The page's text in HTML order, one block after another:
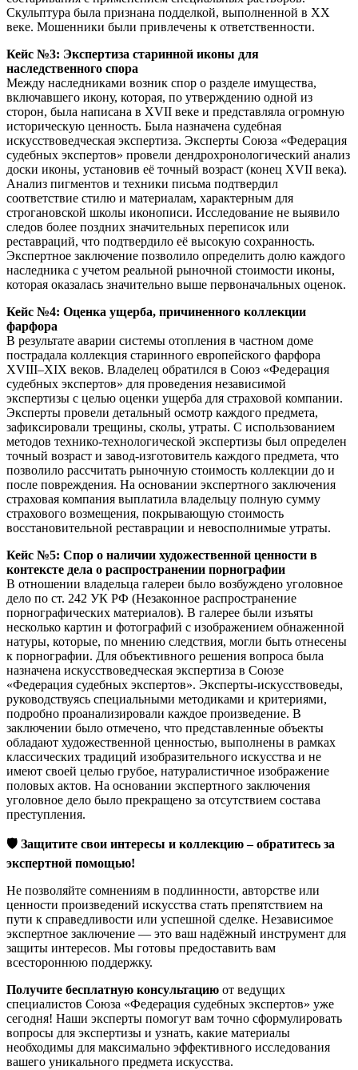
Скульптура была признана подделкой, выполненной в XX
веке. Мошенники были привлечены к ответственности.
Кейс №3: Экспертиза старинной иконы для
наследственного спора
Между наследниками возник спор о разделе имущества,
включавшего икону, которая, по утверждению одной из
сторон, была написана в XVII веке и представляла огромную
историческую ценность. Была назначена судебная
искусствоведческая экспертиза. Эксперты Союза «Федерация
судебных экспертов» провели дендрохронологический анализ
доски иконы, установив её точный возраст (конец XVII века).
Анализ пигментов и техники письма подтвердил
соответствие стилю и материалам, характерным для
строгановской школы иконописи. Исследование не выявило
следов более поздних значительных переписок или
реставраций, что подтвердило её высокую сохранность.
Экспертное заключение позволило определить долю каждого
наследника с учетом реальной рыночной стоимости иконы,
которая оказалась значительно выше первоначальных оценок.
Кейс №4: Оценка ущерба, причиненного коллекции
фарфора
В результате аварии системы отопления в частном доме
пострадала коллекция старинного европейского фарфора
XVIII–XIX веков. Владелец обратился в Союз «Федерация
судебных экспертов» для проведения независимой
экспертизы с целью оценки ущерба для страховой компании.
Эксперты провели детальный осмотр каждого предмета,
зафиксировали трещины, сколы, утраты. С использованием
методов технико-технологической экспертизы был определен
точный возраст и завод-изготовитель каждого предмета, что
позволило рассчитать рыночную стоимость коллекции до и
после повреждения. На основании экспертного заключения
страховая компания выплатила владельцу полную сумму
страхового возмещения, покрывающую стоимость
восстановительной реставрации и невосполнимые утраты.
Кейс №5: Спор о наличии художественной ценности в
контексте дела о распространении порнографии
В отношении владельца галереи было возбуждено уголовное
дело по ст. 242 УК РФ (Незаконное распространение
порнографических материалов). В галерее были изъяты
несколько картин и фотографий с изображением обнаженной
натуры, которые, по мнению следствия, могли быть отнесены
к порнографии. Для объективного решения вопроса была
назначена искусствоведческая экспертиза в Союзе
«Федерация судебных экспертов». Эксперты-искусствоведы,
руководствуясь специальными методиками и критериями,
подробно проанализировали каждое произведение. В
заключении было отмечено, что представленные объекты
обладают художественной ценностью, выполнены в рамках
классических традиций изобразительного искусства и не
имеют своей целью грубое, натуралистичное изображение
половых актов. На основании экспертного заключения
уголовное дело было прекращено за отсутствием состава
преступления.
🛡️ Защитите свои интересы и коллекцию – обратитесь за
экспертной помощью!
Не позволяйте сомнениям в подлинности, авторстве или
ценности произведений искусства стать препятствием на
пути к справедливости или успешной сделке. Независимое
экспертное заключение — это ваш надёжный инструмент для
защиты интересов. Мы готовы предоставить вам
всестороннюю поддержку.
Получите бесплатную консультацию от ведущих
специалистов Союза «Федерация судебных экспертов» уже
сегодня! Наши эксперты помогут вам точно сформулировать
вопросы для экспертизы и узнать, какие материалы
необходимы для максимально эффективного исследования
вашего уникального предмета искусства.